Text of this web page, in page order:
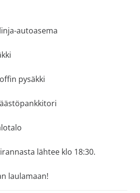
autoasema
pysäkki
lähtee klo 18:30.
laulamaan!